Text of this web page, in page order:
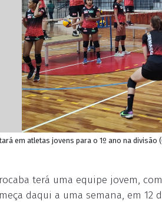
em atletas jovens para o 1º ano na divisão
terá uma equipe jovem,
daqui a uma semana, em